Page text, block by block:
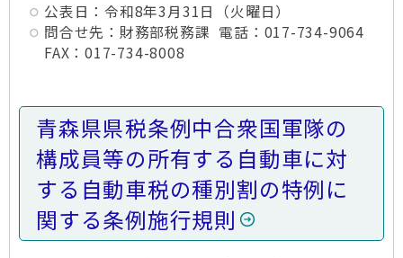
公表日：令和8年3月31日（火曜日）
問合せ先：財務部税務課 電話：017-734-9064
FAX：017-734-8008
青森県県税条例中合衆国軍隊の
構成員等の所有する自動車に対
する自動車税の種別割の特例に
関する条例施行規則